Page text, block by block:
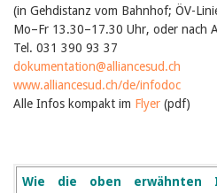
(in Gehdistanz vom Bahnhof; ÖV-
Mo–Fr 13.30–17.30 Uhr, oder nach
Tel. 031 390 93 37
dokumentation@alliancesud.ch
www.alliancesud.ch/de/infodoc
Alle Infos kompakt im Flyer (pdf)
Wie die oben erwähnten